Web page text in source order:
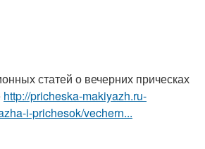
статей о вечерних прическах
http://pricheska-makiyazh.ru-
i-prichesok/vechern...